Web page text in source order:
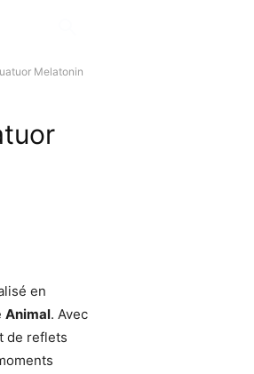
Melatonin
en
Animal. Avec
de reflets